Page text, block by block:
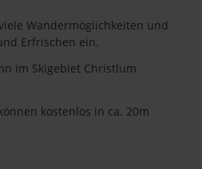
Wandermöglichkeiten und
Erfrischen ein.
im Skigebiet Christlum
kostenlos in ca. 20m